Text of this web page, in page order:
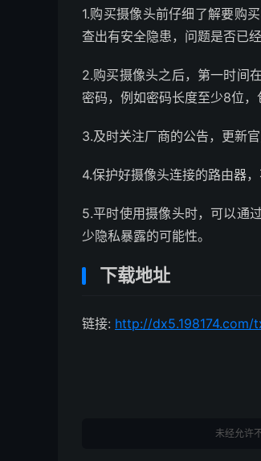
1.购买摄像头前仔细了解要购
查出有安全隐患，问题是否已经
2.购买摄像头之后，第一时间
密码，例如密码长度至少8位
3.及时关注厂商的公告，更新
4.保护好摄像头连接的路由器
5.平时使用摄像头时，可以通
少隐私暴露的可能性。
下载地址
链接: http://
未经允许